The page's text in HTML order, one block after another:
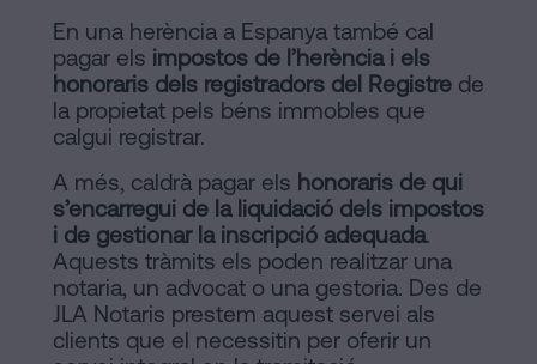
En una herència a Espanya també cal
pagar els impostos de l’herència i els
honoraris dels registradors del Registre de
la propietat pels béns immobles que
calgui registrar.
A més, caldrà pagar els honoraris de qui
s’encarregui de la liquidació dels impostos
i de gestionar la inscripció adequada.
Aquests tràmits els poden realitzar una
notaria, un advocat o una gestoria. Des de
JLA Notaris prestem aquest servei als
clients que el necessitin per oferir un